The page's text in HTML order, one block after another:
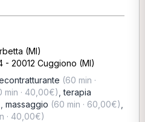
(MI)
- 20012 Cuggiono (MI)
(60 min ·
min · 40,00€) ,terapia
massaggio (60 min · 60,00€)
· 40,00€)